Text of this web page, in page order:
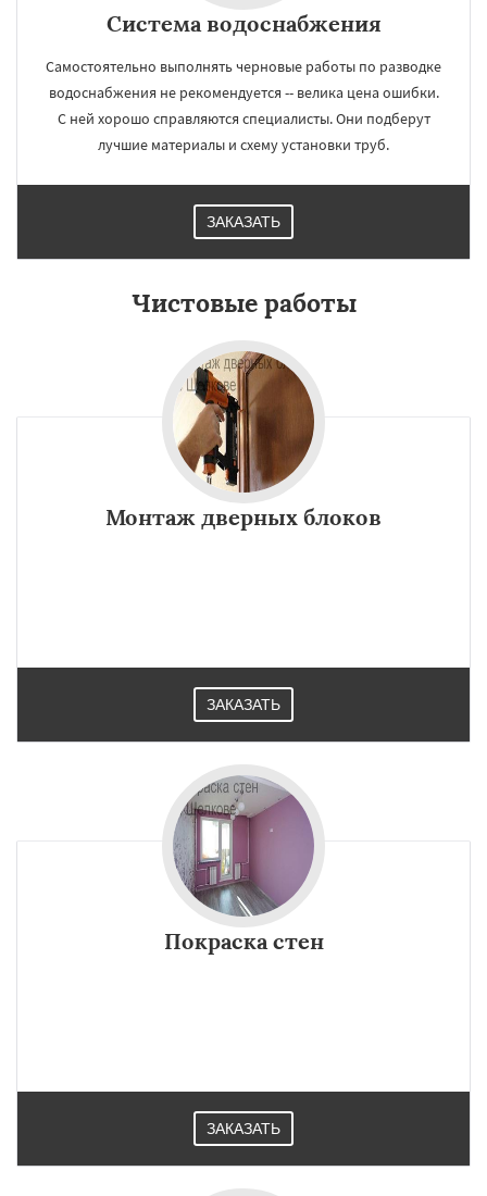
Система водоснабжения
Самостоятельно выполнять черновые работы по разводке
водоснабжения не рекомендуется -- велика цена ошибки.
С ней хорошо справляются специалисты. Они подберут
лучшие материалы и схему установки труб.
ЗАКАЗАТЬ
Чистовые работы
Монтаж дверных блоков
ЗАКАЗАТЬ
Покраска стен
ЗАКАЗАТЬ